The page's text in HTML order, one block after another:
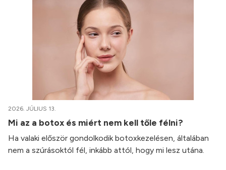
2026. JÚLIUS 13.
Mi az a botox és miért nem kell tőle félni?
Ha valaki először gondolkodik botoxkezelésen, általában
nem a szúrásoktól fél, inkább attól, hogy mi lesz utána.